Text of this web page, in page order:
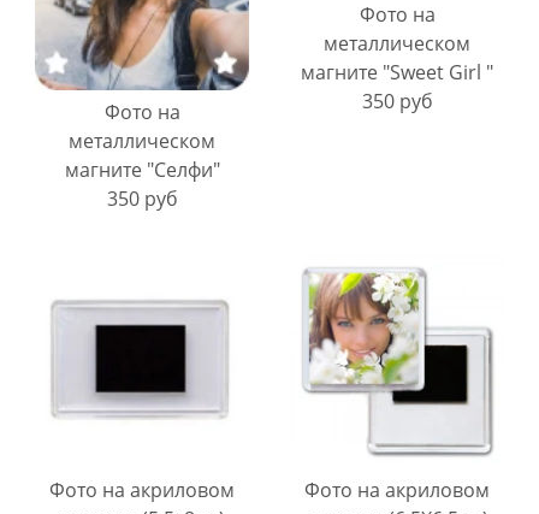
Фото на
металлическом
магните "Селфи"
350 руб
Фото на
металлическом
магните "Sweet Girl "
350 руб
Фото на акриловом
Фото на акриловом